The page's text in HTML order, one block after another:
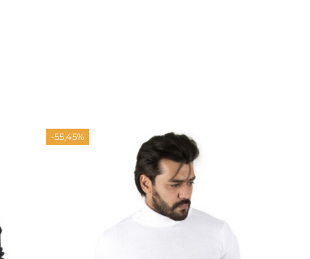
-55,45%